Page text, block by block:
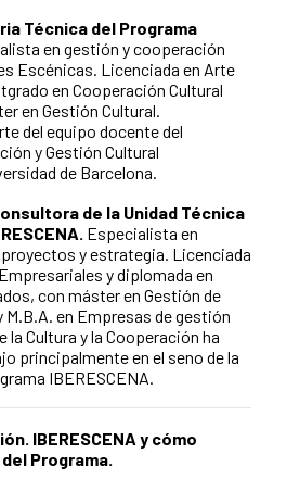
Técnica del Programa
en gestión y cooperación
Escénicas. Licenciada en Arte
en Cooperación Cultural
en Gestión Cultural.
del equipo docente del
y Gestión Cultural
de Barcelona.
de la Unidad Técnica
Especialista en
y estrategia. Licenciada
y diplomada en
con máster en Gestión de
en Empresas de gestión
la Cultura y la Cooperación ha
principalmente en el seno de la
IBERESCENA.
IBERESCENA y cómo
Programa.